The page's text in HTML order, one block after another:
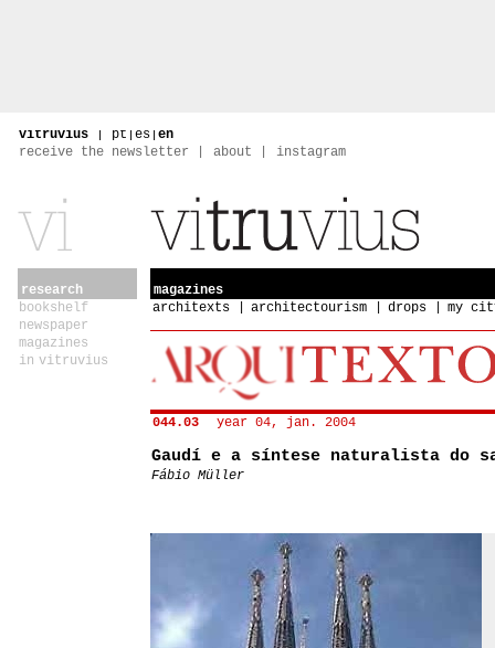
vitruvius | pt | es | en
receive the newsletter
about instagram
research
bookshelf
newspaper
magazines
in vitruvius
magazines
architexts
architectourism drops my
044.03 year 04, jan. 2004
Gaudí e a síntese naturalista do
Fábio Müller